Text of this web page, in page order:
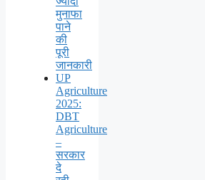
मुनाफा
पाने
की
पूरी
जानकारी
UP
Agriculture
2025:
DBT
Agriculture
–
सरकार
दे